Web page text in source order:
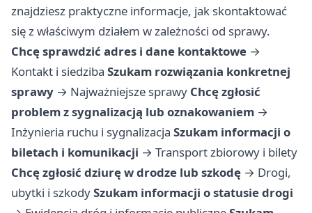
znajdziesz praktyczne informacje, jak skontaktować
się z właściwym działem w zależności od sprawy.
Chcę sprawdzić adres i dane kontaktowe →
Kontakt i siedziba Szukam rozwiązania konkretnej
sprawy → Najważniejsze sprawy Chcę zgłosić
problem z sygnalizacją lub oznakowaniem →
Inżynieria ruchu i sygnalizacja Szukam informacji o
biletach i komunikacji → Transport zbiorowy i bilety
Chcę zgłosić dziurę w drodze lub szkodę → Drogi,
ubytki i szkodySzukam informacji o statusie drogi